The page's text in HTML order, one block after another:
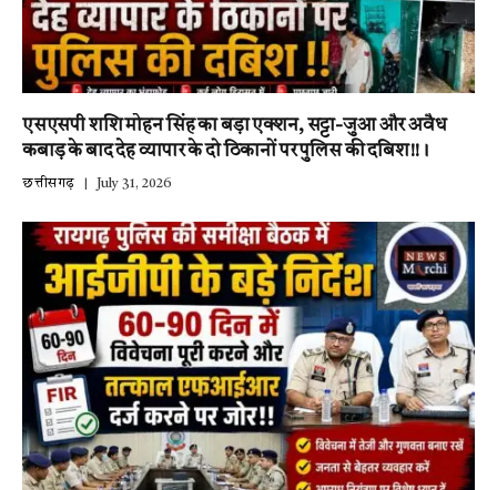
एसएसपी शशि मोहन सिंह का बड़ा एक्शन, सट्टा-जुआ और अवैध
कबाड़ के बाद देह व्यापार के दो ठिकानों पर पुलिस की दबिश!!।
छत्तीसगढ़ July 31, 2026